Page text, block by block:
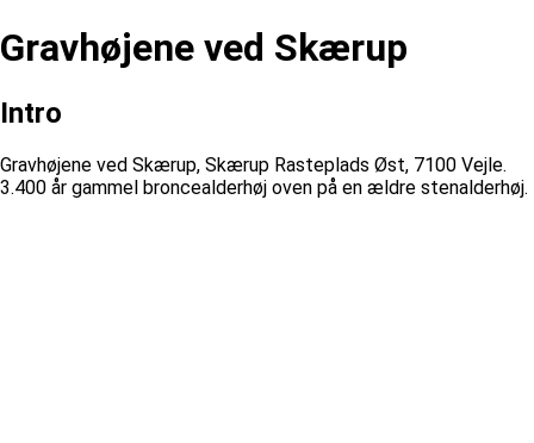
Gravhøjene ved Skærup
Intro
Gravhøjene ved Skærup, Skærup Rasteplads Øst, 7100 Vejle.
3.400 år gammel broncealderhøj oven på en ældre stenalderhøj.